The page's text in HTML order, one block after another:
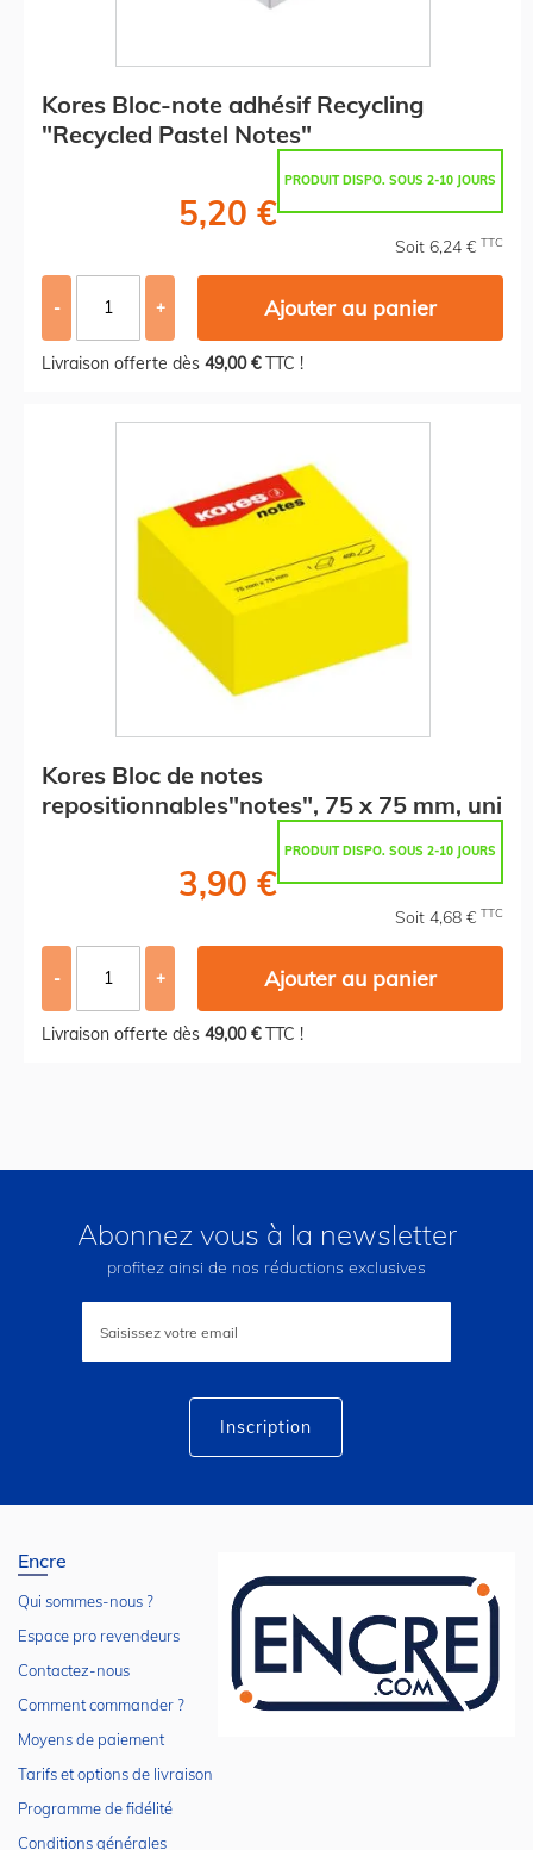
Kores Bloc-note adhésif Recycling
"Recycled Pastel Notes"
PRODUIT DISPO. SOUS 2-10 JOURS
5,20 €
Soit 6,24 € TTC
- + Ajouter au panier
Livraison offerte dès 49,00 €TTC !
Kores Bloc de notes
repositionnables"notes", 75 x 75 mm, uni
PRODUIT DISPO. SOUS 2-10 JOURS
3,90 €
Soit 4,68 € TTC
- + Ajouter au panier
Livraison offerte dès 49,00 €TTC !
Abonnez vous à la newsletter
profitez ainsi de nos réductions exclusives
lettre
Inscription
Encre
Qui sommes-nous ?
Espace pro revendeurs
Contactez-nous
Comment commander ?
Moyens de paiement
Tarifs et options de livraison
Programme de fidélité
Conditions générales